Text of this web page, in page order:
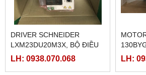
DRIVER SCHNEIDER
LXM23DU20M3X, BỘ ĐIỀU
KHIỂN SERVO
LH: 0938.070.068 LH: